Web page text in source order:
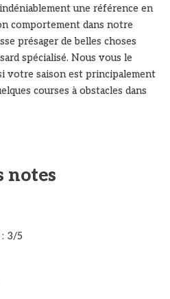
une référence en
comportement dans notre
présager de belles choses
spécialisé. Nous vous le
votre saison est principalement
courses à obstacles dans
notes
3/5